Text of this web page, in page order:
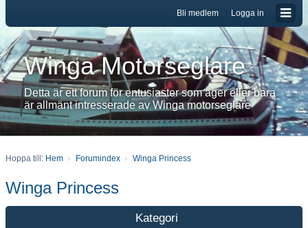
Logga in
Bli medlem
Winga Motorseglare
Detta är ett forum för entusiaster som äger eller bara
är allmänt intresserade av Winga motorseglare
Hoppa till: Hem Forumindex Winga Princess
Winga Princess
Kategori